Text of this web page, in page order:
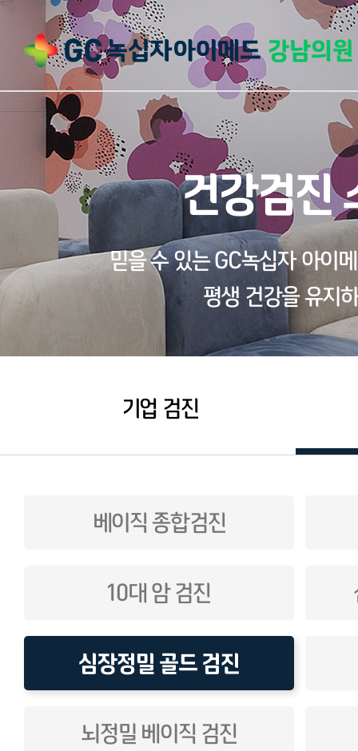
건강검진
믿을 수 있는 GC녹십자 아이
평생 건강을 유지
기업 검진
베이직 종합검진
10대 암 검진
심장정밀 골드 검진
뇌정밀 베이직 검진